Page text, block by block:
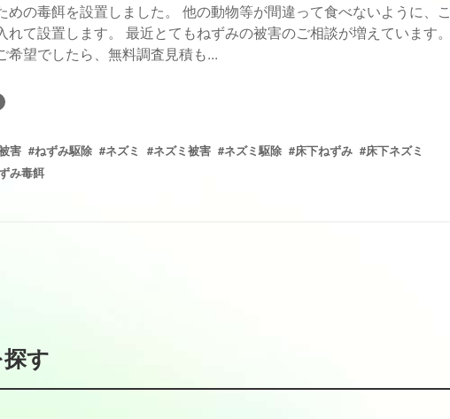
めの毒餌を設置しました。 他の動物等が間違って食べないように、こ
れて設置します。 最近とてもねずみの被害のご相談が増えています。
希望でしたら、無料調査見積も...
害 #ねずみ駆除 #ネズミ #ネズミ被害 #ネズミ駆除 #床下ねずみ #床下ネズミ
み毒餌
す